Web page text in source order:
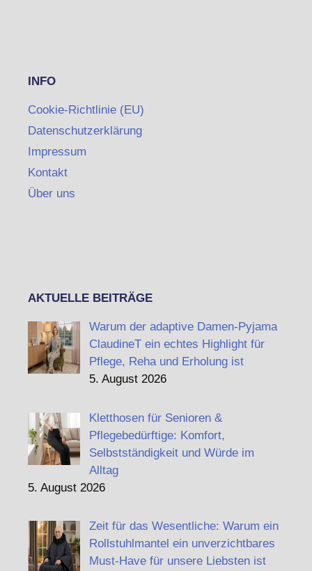
INFO
Cookie-Richtlinie (EU)
Datenschutzerklärung
Impressum
Kontakt
Über uns
AKTUELLE BEITRÄGE
Warum der adaptive Damen-Pyjama
ClaudineT ein echtes Highlight für
Pflege, Reha und Erholung ist
5. August 2026
Kletthosen für Senioren &
Pflegebedürftige: Komfort,
Selbstständigkeit und Würde im
Alltag
5. August 2026
Zeit für das Wesentliche: Warum ein
Rollstuhlmantel ein unverzichtbares
Must-Have für unsere Liebsten ist